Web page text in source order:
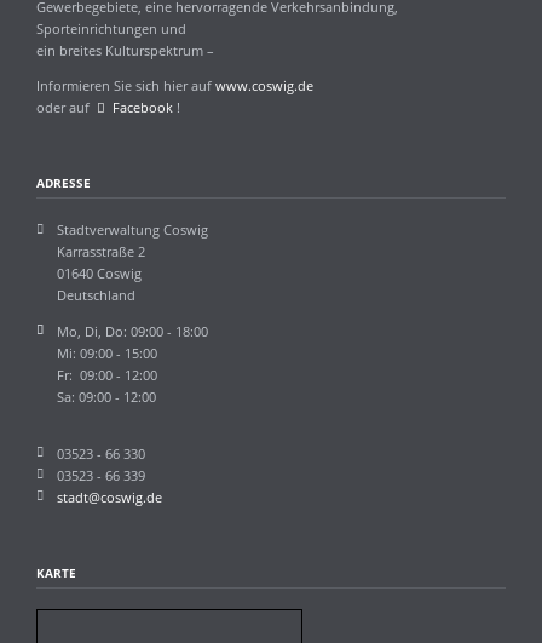
Gewerbegebiete, eine hervorragende Verkehrsanbindung,
Sporteinrichtungen und
ein breites Kulturspektrum –
Informieren Sie sich hier auf www.coswig.de
oder auf
Facebook !
ADRESSE
Stadtverwaltung Coswig
Karrasstraße 2
01640 Coswig
Deutschland
Mo, Di, Do: 09:00 - 18:00
Mi: 09:00 - 15:00
Fr: 09:00 - 12:00
Sa: 09:00 - 12:00
03523 - 66 330
03523 - 66 339
stadt@coswig.de
KARTE